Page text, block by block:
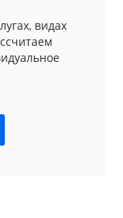
видах